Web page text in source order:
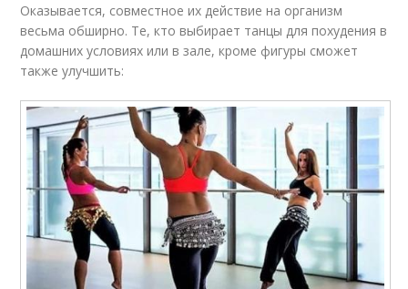
Оказывается, совместное их действие на организм
весьма обширно. Те, кто выбирает танцы для похудения в
домашних условиях или в зале, кроме фигуры сможет
также улучшить: